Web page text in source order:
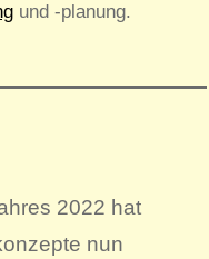
und -planung.
2022 hat
nun